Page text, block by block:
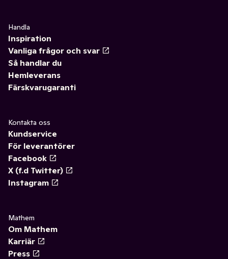
Handla
Inspiration
Vanliga frågor och svar
Så handlar du
Hemleverans
Färskvarugaranti
Kontakta oss
Kundservice
För leverantörer
Facebook
X (f.d Twitter)
Instagram
Mathem
Om Mathem
Karriär
Press